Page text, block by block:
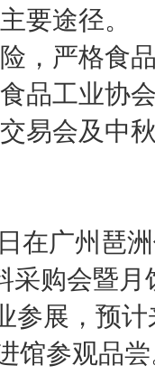
要途径。
，严格食
品工业协
易会及中
在广州琶
采购会暨
参展，预
馆参观品